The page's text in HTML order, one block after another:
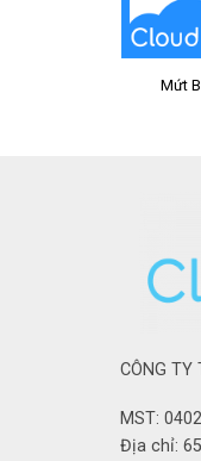
Mứt
CÔNG TY
MST:
Địa chỉ: